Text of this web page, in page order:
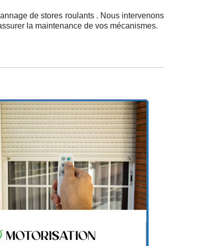
de stores roulants . Nous intervenons
la maintenance de vos mécanismes.